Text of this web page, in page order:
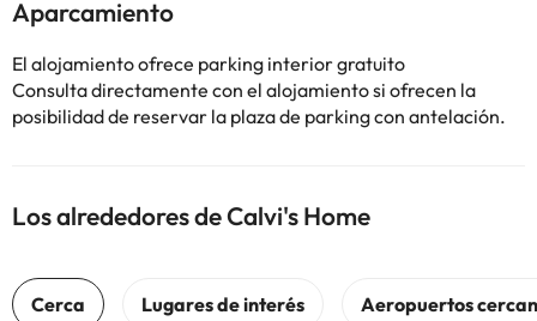
Aparcamiento
El alojamiento ofrece parking interior gratuito
Consulta directamente con el alojamiento si ofrecen la
posibilidad de reservar la plaza de parking con antelación.
Los alrededores de Calvi's Home